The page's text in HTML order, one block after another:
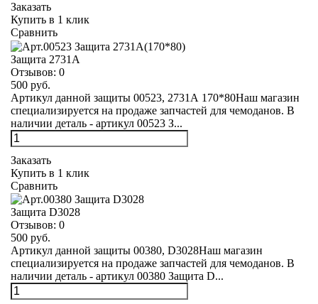
Заказать
Купить в 1 клик
Сравнить
Защита 2731А
Отзывов: 0
500 руб.
Артикул данной защиты 00523, 2731А 170*80Наш магазин
специализируется на продаже запчастей для чемоданов. В
наличии деталь - артикул 00523 З...
Заказать
Купить в 1 клик
Сравнить
Защита D3028
Отзывов: 0
500 руб.
Артикул данной защиты 00380, D3028Наш магазин
специализируется на продаже запчастей для чемоданов. В
наличии деталь - артикул 00380 Защита D...